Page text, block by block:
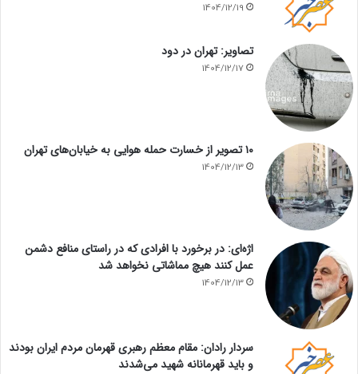
1404/12/19
تصاویر: تهران در دود
1404/12/17
۱۰ تصویر از خسارت حمله هوایی به خیابان‌های تهران
1404/12/13
اژه‌ای: در برخورد با افرادی که در راستای منافع دشمن
عمل کنند هیچ مماشاتی نخواهد شد
1404/12/13
سردار رادان: مقام معظم رهبری قهرمان مردم ایران بودند
و باید قهرمانانه شهید می‌شدند